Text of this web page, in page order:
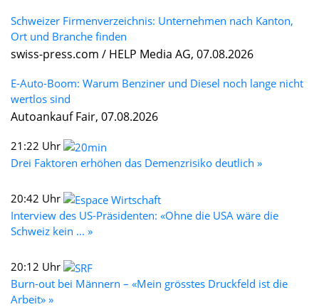
Schweizer Firmenverzeichnis: Unternehmen nach Kanton,
Ort und Branche finden
swiss-press.com / HELP Media AG, 07.08.2026
E-Auto-Boom: Warum Benziner und Diesel noch lange nicht
wertlos sind
Autoankauf Fair, 07.08.2026
21:22 Uhr
Drei Faktoren erhöhen das Demenzrisiko deutlich »
20:42 Uhr
Interview des US-Präsidenten: «Ohne die USA wäre die
Schweiz kein ... »
20:12 Uhr
Burn-out bei Männern – «Mein grösstes Druckfeld ist die
Arbeit» »